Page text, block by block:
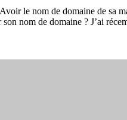
et
nom
le nom de domaine de sa
son nom de domaine ? J’ai